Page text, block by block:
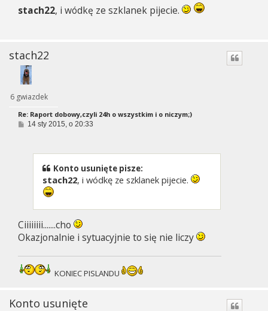
t
stach22, i wódkę ze szklanek pijecie.
stach22
6 gwiazdek
Re: Raport dobowy,czyli 24h o wszystkim i o niczym;)
P14 sty 2015, o 20:33
Konto usunięte pisze:
stach22, i wódkę ze szklanek pijecie.
Ciiiiiiii.......cho
Okazjonalnie i sytuacyjnie to się nie liczy
KONIEC PISLANDU
Konto usunięte